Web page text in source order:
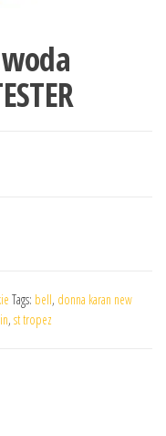
Tags: bell, donna karan new
, st tropez